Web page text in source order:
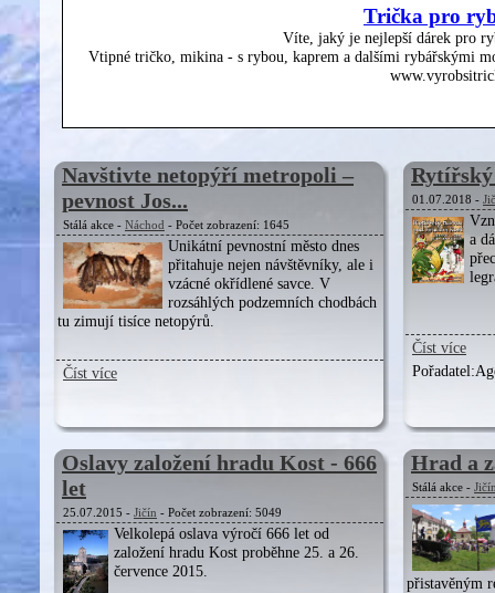
Trička pro
Víte, jaký je nejlepší dárek pro
Vtipné tričko, mikina - s rybou, kaprem a dalšími rybářskými
Navštivte netopýří metropoli –
pevnost Jos...
Stálá akce - Náchod - Počet zobrazení: 1645
Unikátní pevnostní město dnes
přitahuje nejen návštěvníky, ale i
vzácné okřídlené savce. V
rozsáhlých podzemních chodbách
tu zimují tisíce netopýrů.
Číst více
01.07.2018 -
a
Číst více
Pořadatel:
Oslavy založení hradu Kost - 666
let
25.07.2015 - Jičín - Počet zobrazení: 5049
Velkolepá oslava výročí 666 let od
založení hradu Kost proběhne 25. a 26.
července 2015.
Hrad a
Stálá akce -
přistavěným